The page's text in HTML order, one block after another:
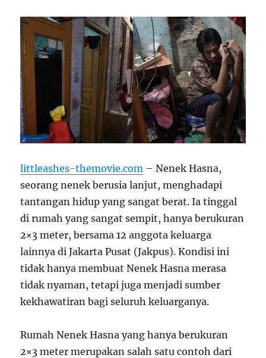
littleashes-themovie.com – Nenek Hasna,
seorang nenek berusia lanjut, menghadapi
tantangan hidup yang sangat berat. Ia tinggal
di rumah yang sangat sempit, hanya berukuran
2×3 meter, bersama 12 anggota keluarga
lainnya di Jakarta Pusat (Jakpus). Kondisi ini
tidak hanya membuat Nenek Hasna merasa
tidak nyaman, tetapi juga menjadi sumber
kekhawatiran bagi seluruh keluarganya.
Rumah Nenek Hasna yang hanya berukuran
2×3 meter merupakan salah satu contoh dari